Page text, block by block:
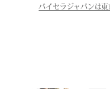
バイセラジャパンは